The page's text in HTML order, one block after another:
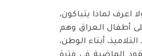
لماذا يتباكون،
أطفال العراق وهم
أبناء الوطن،